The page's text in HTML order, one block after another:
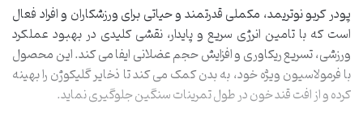
پودر کربو نوتریمد، مکملی قدرتمند و حیاتی برای ورزشکاران و افراد فعال
است که با تامین انرژی سریع و پایدار، نقشی کلیدی در بهبود عملکرد
ورزشی، تسریع ریکاوری و افزایش حجم عضلانی ایفا می کند. این محصول
با فرمولاسیون ویژه خود، به بدن کمک می کند تا ذخایر گلیکوژن را بهینه
کرده و از افت قند خون در طول تمرینات سنگین جلوگیری نماید.